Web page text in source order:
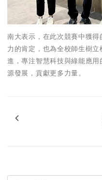
南大表示，在此次競賽中獲
力的肯定，也為全校師生樹
進，專注智慧科技與綠能應
源發展，貢獻更多力量。